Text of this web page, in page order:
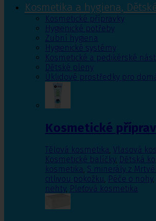
Kosmetika a hygiena,
Kosmetické přípravky
Hygienické potřeby
Zubní hygiena
Hygienické systémy
Kosmetické a pedikérské
Dětské pleny
Úklidové prostředky pro
Kosmetické
Tělová kosmetika, Vlasová
Kosmetické balíčky, Dětská
kosmetika, S minerály z
citlivou pokožku, Péče o nohy,
nehty, Pleťová kosmetika